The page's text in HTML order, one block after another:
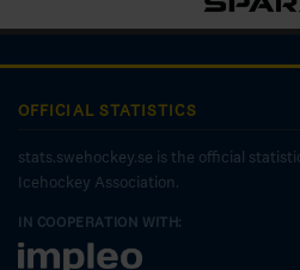
OFFICIAL STATISTICS
stats.swehockey.se is the official
Icehockey Association.
IN COOPERATION WITH: